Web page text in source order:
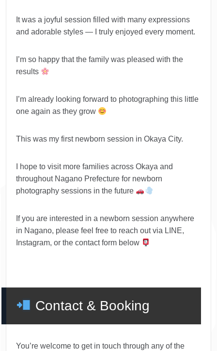
It was a joyful session filled with many expressions
and adorable styles — I truly enjoyed every moment.
I’m so happy that the family was pleased with the
results
I’m already looking forward to photographing this little
one again as they grow
This was my first newborn session in Okaya City.
I hope to visit more families across Okaya and
throughout Nagano Prefecture for newborn
photography sessions in the future
If you are interested in a newborn session anywhere
in Nagano, please feel free to reach out via LINE,
Instagram, or the contact form below
Contact & Booking
You’re welcome to get in touch through any of the